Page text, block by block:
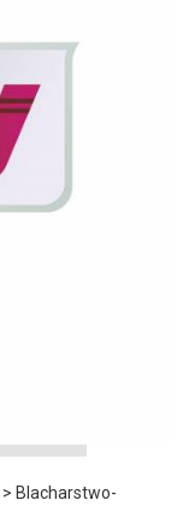
> Blacharstwo-